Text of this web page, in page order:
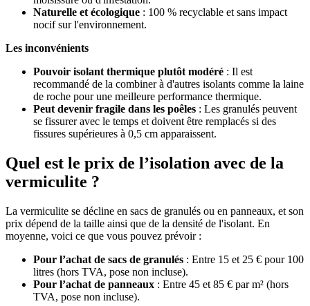
Naturelle et écologique : 100 % recyclable et sans impact
nocif sur l'environnement.
Les inconvénients
Pouvoir isolant thermique plutôt modéré : Il est
recommandé de la combiner à d'autres isolants comme la laine
de roche pour une meilleure performance thermique.
Peut devenir fragile dans les poêles : Les granulés peuvent
se fissurer avec le temps et doivent être remplacés si des
fissures supérieures à 0,5 cm apparaissent.
Quel est le prix de l’isolation avec de la
vermiculite ?
La vermiculite se décline en sacs de granulés ou en panneaux, et son
prix dépend de la taille ainsi que de la densité de l'isolant. En
moyenne, voici ce que vous pouvez prévoir :
Pour l’achat de sacs de granulés : Entre 15 et 25 € pour 100
litres (hors TVA, pose non incluse).
Pour l’achat de panneaux : Entre 45 et 85 € par m² (hors
TVA, pose non incluse).